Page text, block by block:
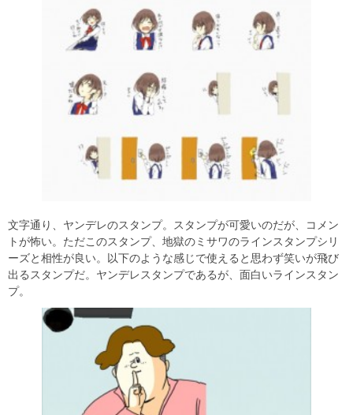
文字通り、ヤンデレのスタンプ。スタンプが可愛いのだが、コメン
トが怖い。ただこのスタンプ、地獄のミサワのラインスタンプシリ
ーズと相性が良い。以下のような感じで使えると思わず笑いが飛び
出るスタンプだ。ヤンデレスタンプであるが、面白いラインスタン
プ。